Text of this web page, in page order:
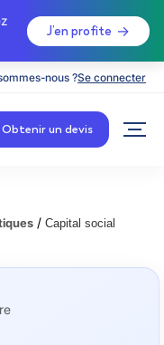
J’en profite
nous ?Se connecter
Obtenir un devis
/ Capital social